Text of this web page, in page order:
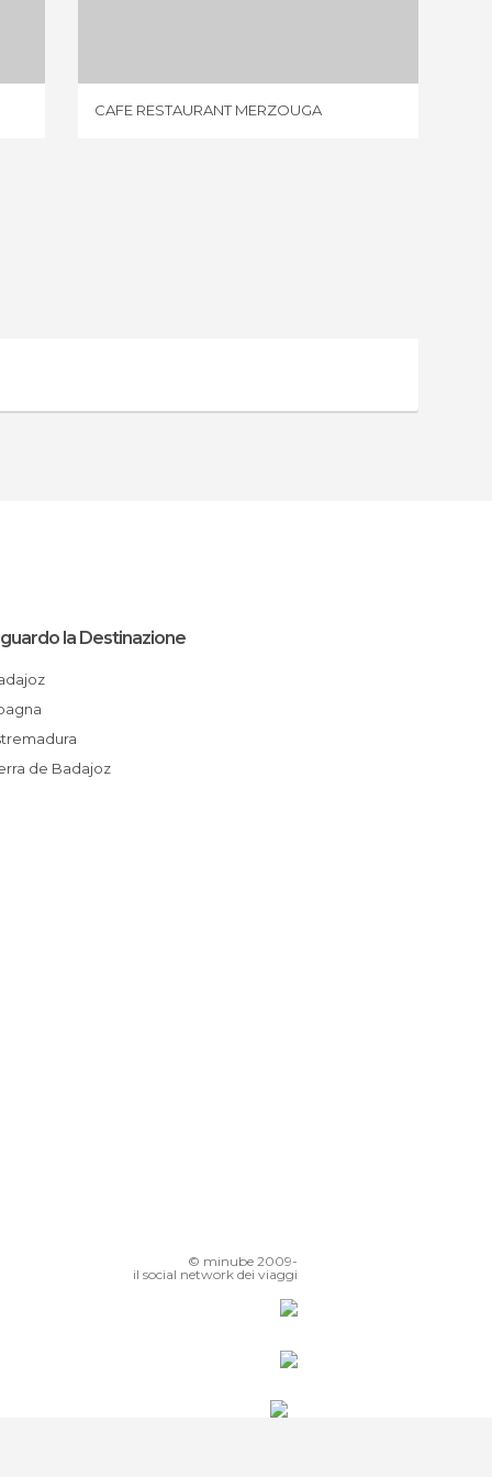
CAFE RESTAURANT MERZOUGA
la Destinazione
de Badajoz
© minube 2009-
il social network dei viaggi